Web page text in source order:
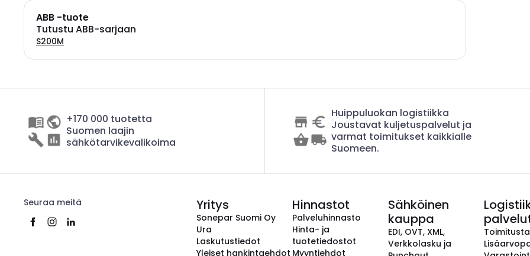
ABB -tuote
Tutustu ABB-sarjaan
S200M
+170 000 tuotetta
Suomen laajin
sähkötarvikevalikoima
Huippuluokan logistiikka
Joustavat kuljetuspalvelut ja
varmat toimitukset kaikkialle
Suomeen.
Seuraa meitä Yritys
Sonepar Suomi Oy
Ura
Laskutustiedot
Yleiset hankintaehdot
Hinnastot
Palveluhinnasto
Hinta- ja
tuotetiedostot
Myyntiehdot
Sähköinen
kauppa
EDI, OVT, XML,
Verkkolasku ja